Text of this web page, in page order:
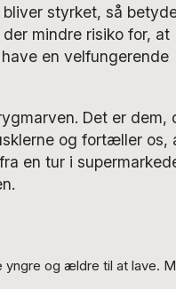
styrket, så
mindre risiko for, at
en velfungerende
Det er dem,
og fortæller os,
en tur i
og ældre til at lave.